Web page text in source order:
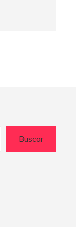
Buscar